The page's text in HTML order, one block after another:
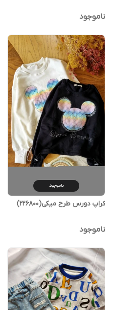
ناموجود
ناموجود
کراپ دورس طرح میکی(226800)
ناموجود